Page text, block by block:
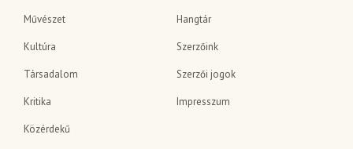
Művészet
Kultúra
Társadalom
Kritika
Közérdekű
Hangtár
Szerzőink
Szerzői jogok
Impresszum